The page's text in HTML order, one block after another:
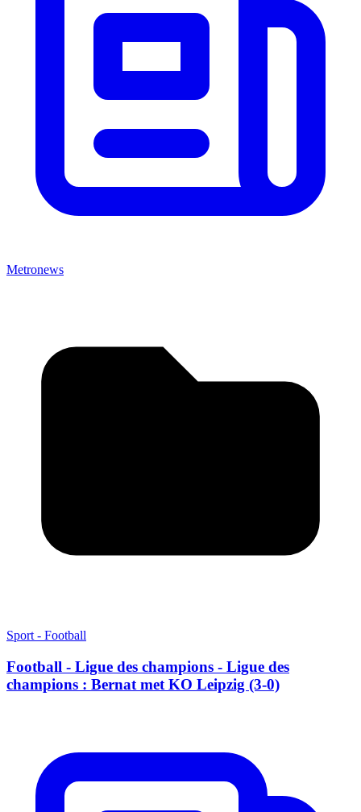
Metronews
Sport - Football
Football - Ligue des champions - Ligue des
champions : Bernat met KO Leipzig (3-0)